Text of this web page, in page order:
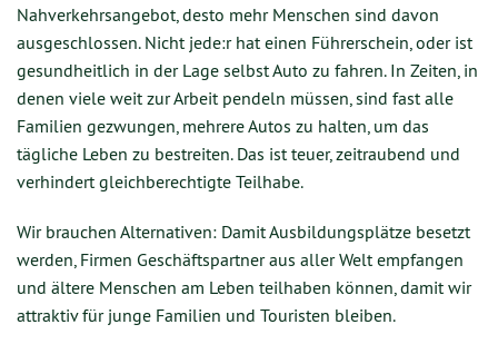
Nahverkehrsangebot, desto mehr Menschen sind davon
ausgeschlossen. Nicht jede:r hat einen Führerschein, oder ist
gesundheitlich in der Lage selbst Auto zu fahren. In Zeiten, in
denen viele weit zur Arbeit pendeln müssen, sind fast alle
Familien gezwungen, mehrere Autos zu halten, um das
tägliche Leben zu bestreiten. Das ist teuer, zeitraubend und
verhindert gleichberechtigte Teilhabe.
Wir brauchen Alternativen: Damit Ausbildungsplätze besetzt
werden, Firmen Geschäftspartner aus aller Welt empfangen
und ältere Menschen am Leben teilhaben können, damit wir
attraktiv für junge Familien und Touristen bleiben.